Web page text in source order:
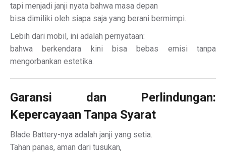
tapi menjadi janji nyata bahwa masa depan
bisa dimiliki oleh siapa saja yang berani bermimpi.
Lebih dari mobil, ini adalah pernyataan:
bahwa berkendara kini bisa bebas emisi tanpa
mengorbankan estetika.
Garansi dan Perlindungan:
Kepercayaan Tanpa Syarat
Blade Battery-nya adalah janji yang setia.
Tahan panas, aman dari tusukan,